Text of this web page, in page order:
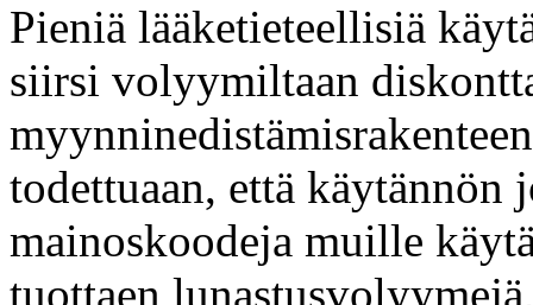
Pieniä lääketieteellisiä
siirsi volyymiltaan
todettuaan, että
mainoskoodeja muille
tuottaen